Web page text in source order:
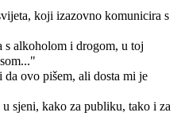
koji izazovno komunicira s
s alkoholom i drogom, u toj
ovo pišem, ali dosta mi je
sjeni, kako za publiku, tako i za